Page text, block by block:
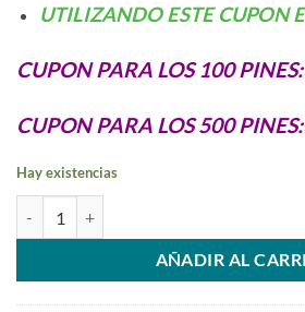
UTILIZANDO ESTE CUPON
CUPON PARA LOS 100 PINES:
CUPON PARA LOS 500 PINES:
Hay existencias
AÑADIR AL